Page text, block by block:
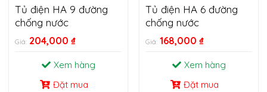
Tủ điện HA 9 đường
chống nước
Giá: 204,000 ₫
Xem hàng
Đặt mua
Tủ điện HA 6 đường
chống nước
Giá: 168,000 ₫
Xem hàng
Đặt mua